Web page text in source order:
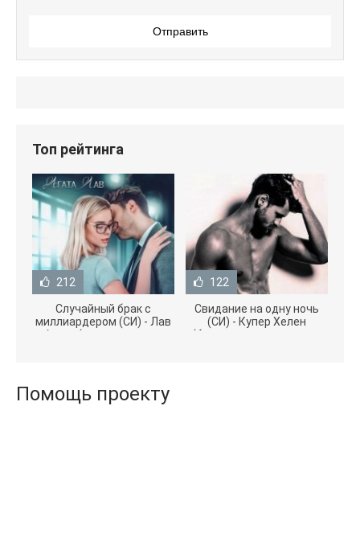
Отправить
Топ рейтинга
212
Случайный брак с
миллиардером (СИ) - Лав
Агата (полная версия
122
Свидание на одну ночь
(СИ) - Купер Хелен
(бесплатные серии книг
Помощь проекту